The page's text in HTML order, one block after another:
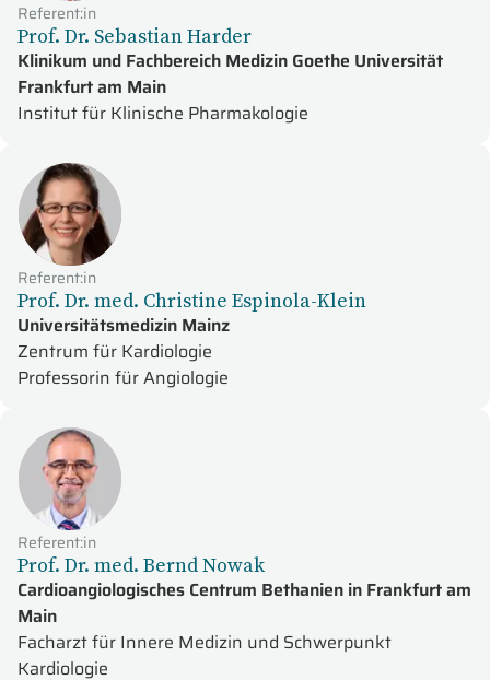
Referent:in
Prof. Dr. Sebastian Harder
Klinikum und Fachbereich Medizin Goethe Universität
Frankfurt am Main
Institut für Klinische Pharmakologie
Referent:in
Prof. Dr. med. Christine Espinola-Klein
Universitätsmedizin Mainz
Zentrum für Kardiologie
Professorin für Angiologie
Referent:in
Prof. Dr. med. Bernd Nowak
Cardioangiologisches Centrum Bethanien in Frankfurt am
Main
Facharzt für Innere Medizin und Schwerpunkt
Kardiologie